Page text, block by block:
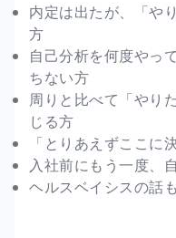
内定は出たが、「や
方
自己分析を何度やっ
ちない方
周りと比べて「やり
じる方
「とりあえずここに
入社前にもう一度、
ヘルスベイシスの話